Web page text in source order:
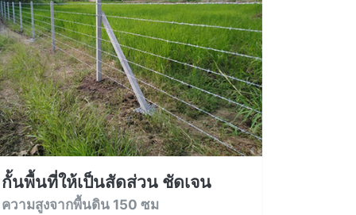
กั้นพื้นที่ให้เป็นสัดส่วน ชัดเจน
ความสูงจากพื้นดิน 150 ซม